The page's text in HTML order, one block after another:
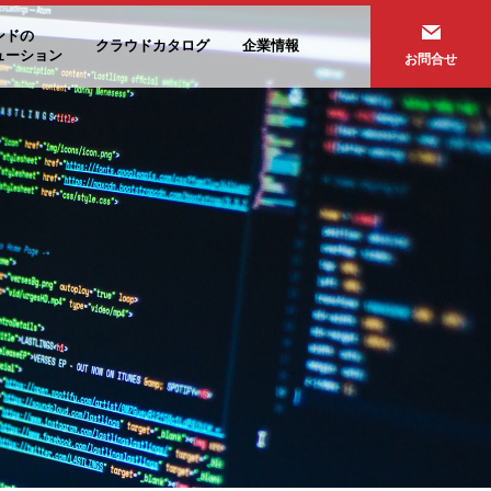
ドの
ーション
クラウドカタログ 企業情報
お問合せ